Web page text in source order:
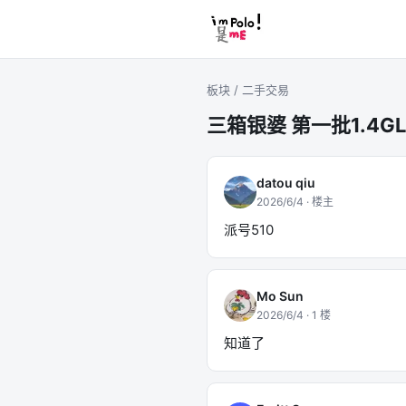
板块 / 二手交易
三箱银婆 第一批
datou qiu
2026/6/4 · 楼主
派号510
Mo Sun
2026/6/4 · 1 楼
知道了